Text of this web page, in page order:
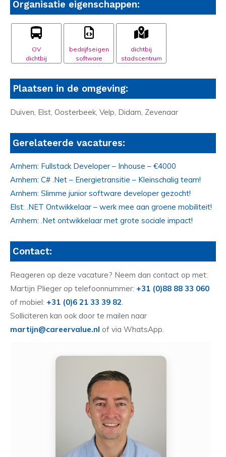
Organisatie eigenschappen:
OV
dichtbij
bedrijfseigen
software
dichtbij
stadscentrum
Plaatsen in de omgeving:
Duiven, Elst, Oosterbeek, Velp, Didam, Zevenaar
Gerelateerde vacatures:
Arnhem: Fullstack Developer – Inhouse – €4000
Arnhem: C# .Net – Energietransitie – Kleinschalig team!
Arnhem: Slimme junior software developer gezocht!
Elst: .NET Ontwikkelaar – werk mee aan groene mobiliteit!
Arnhem: .Net ontwikkelaar met grote sociale impact!
Contact:
Reageren op deze vacature? Neem dan contact op met:
Martijn Plieger op telefoonnummer: +31 (0)88 88 33 060
of mobiel: +31 (0)6 21 33 39 82.
Solliciteren kan ook door te mailen naar
martijn@careervalue.nl of via WhatsApp.